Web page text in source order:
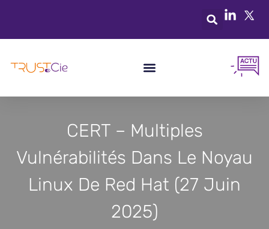
CERT – Multiples
Vulnérabilités Dans Le Noyau
Linux De Red Hat (27 Juin
2025)